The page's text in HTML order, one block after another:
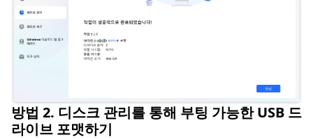
방법 2. 디스크 관리를 통해 부팅 가능한 USB 드
라이브 포맷하기